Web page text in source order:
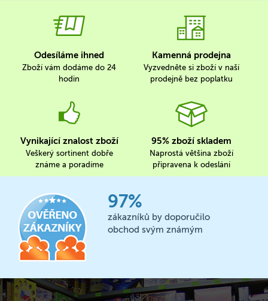
Odesíláme ihned
Zboží vám dodáme do 24
hodin
Kamenná prodejna
Vyzvedněte si zboží v naší
prodejně bez poplatku
Vynikající znalost zboží
Veškerý sortinent dobře
známe a poradíme
95% zboží skladem
Naprostá většina zboží
připravena k odeslání
97%
zákazníků by doporučilo
obchod svým známým